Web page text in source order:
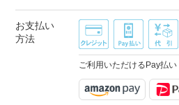
お支払い
方法
ご利用いただけるPay払い